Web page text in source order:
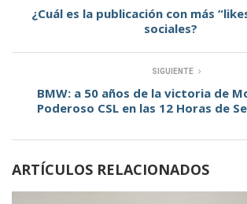
¿Cuál es la publicación con más
sociales?
SIGUIENTE
BMW: a 50 años de la victoria de
Poderoso CSL en las 12 Horas de
ARTÍCULOS RELACIONADOS